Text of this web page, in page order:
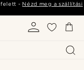
felett - Nézd meg a szállítási